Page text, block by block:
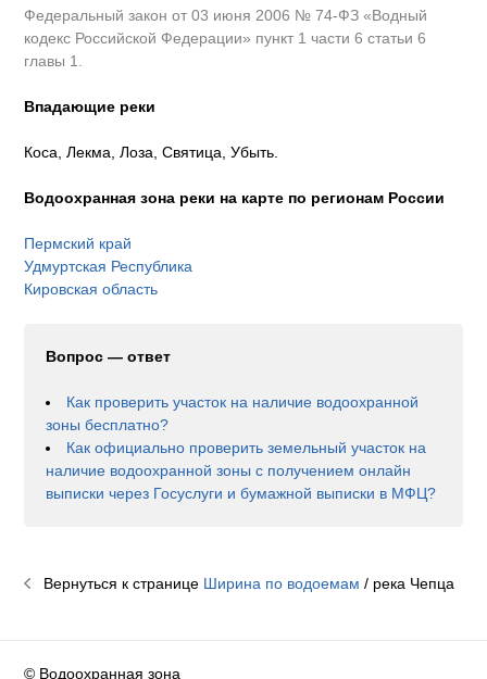
Федеральный закон от 03 июня 2006 № 74-ФЗ «Водный
кодекс Российской Федерации» пункт 1 части 6 статьи 6
главы 1.
Впадающие реки
Коса, Лекма, Лоза, Святица, Убыть.
Водоохранная зона реки на карте по регионам России
Пермский край
Удмуртская Республика
Кировская область
Вопрос — ответ
Как проверить участок на наличие водоохранной
зоны бесплатно?
Как официально проверить земельный участок на
наличие водоохранной зоны с получением онлайн
выписки через Госуслуги и бумажной выписки в МФЦ?
Вернуться к странице Ширина по водоемам / река Чепца
© Водоохранная зона